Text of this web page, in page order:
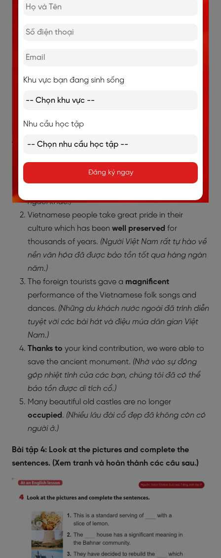
heritage
preserved
Dịch:
The best way to preserve our culturalheritageis
to share it with others. (Cách tốt nhất để bảo tồn
người khác.)
Vietnamese people take great pride in their
culture which has been well preserved for
thousands of years. (Người Việt Nam rất tự hào về
nền văn hóa đã được bảo tồn tốt qua hàng ngàn
năm.)
The foreign tourists gave a magnificent
performance of the Vietnamese folk songs and
dances. (Những du khách nước ngoài đã trình diễn
tuyệt vời các bài hát và điệu múa dân gian Việt
Nam.)
Thanks to your kind contribution, we were able to
save the ancient monument. (Nhờ vào sự đóng
góp nhiệt tình của các bạn, chúng tôi đã có thể
bảo tồn được di tích cổ.)
Many beautiful old castles are no longer
occupied. (Nhiều lâu đài cổ đẹp đã không còn có
người ở.)
Bài tập 4: Look at the pictures and complete the
sentences. (Xem tranh và hoàn thành các câu sau.)
Khu vực bạn đang sinh sống
Nhu cầu học tập
Đăng ký ngay